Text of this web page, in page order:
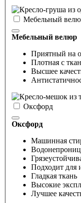
Мебельный
Мебельный велюр
Приятный на
Плотная с
Высшее
Оксфорд
Оксфорд
Машинная
Подходит для
Гладкая ткань
Высокие
Лучшее